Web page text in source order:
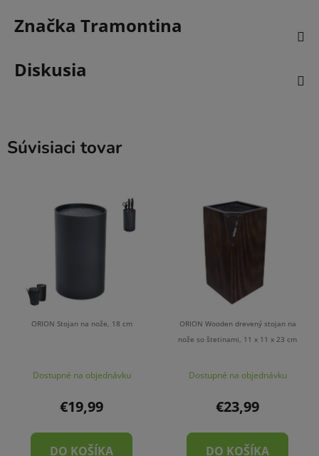
Značka Tramontina
Diskusia
Súvisiaci tovar
ORION Stojan na nože, 18 cm
Dostupné na objednávku
€19,99
DO KOŠÍKA
ORION Wooden drevený stojan na
nože so štetinami, 11 x 11 x 23 cm
Dostupné na objednávku
€23,99
DO KOŠÍKA